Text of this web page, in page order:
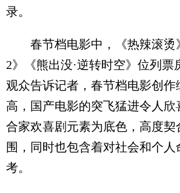
录。
春节档电影中，《热辣滚烫
2》《熊出没·逆转时空》位列票
观众告诉记者，春节档电影创作
高，国产电影的突飞猛进令人欣
合家欢喜剧元素为底色，高度契
围，同时也包含着对社会和个人
考。